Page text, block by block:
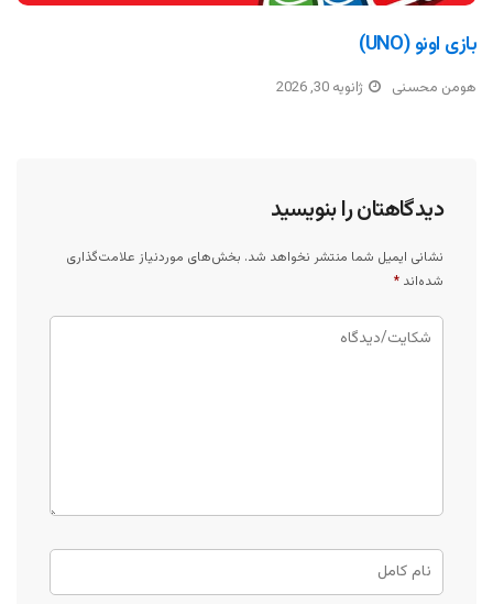
بازی اونو (UNO)
هومن محسنی ژانویه 30, 2026
دیدگاهتان را بنویسید
نشانی ایمیل شما منتشر نخواهد شد. بخش‌های موردنیاز علامت‌گذاری
شده‌اند *